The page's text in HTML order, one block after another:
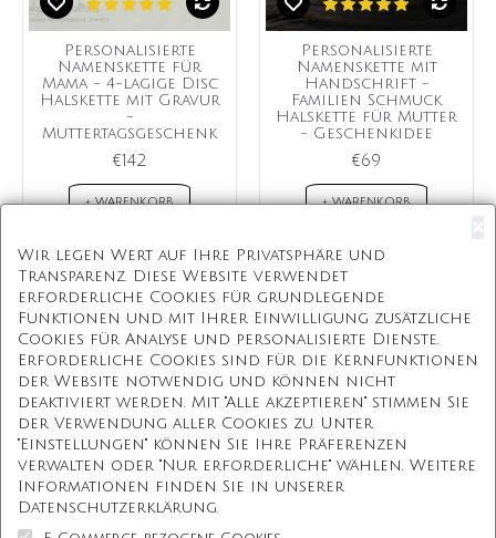
Personalisierte
Namenskette für
Mama - 4-lagige Disc
Halskette mit Gravur
-
Muttertagsgeschenk
€142
+ WARENKORB
Personalisierte
Namenskette mit
Handschrift -
Familien Schmuck
Halskette für Mutter
- Geschenkidee
€69
+ WARENKORB
Kostenloser Versand
Kostenlose Geschenkbox
Kostenlose Gravur
Unbegrenzte Redesign
Unsere Mission
Wir legen Wert auf Ihre Privatsphäre und
Transparenz. Diese Website verwendet
erforderliche Cookies für grundlegende
Funktionen und mit Ihrer Einwilligung zusätzliche
Cookies für Analyse und personalisierte Dienste.
Erforderliche Cookies sind für die Kernfunktionen
der Website notwendig und können nicht
deaktiviert werden. Mit "Alle akzeptieren" stimmen Sie
der Verwendung aller Cookies zu. Unter
"Einstellungen" können Sie Ihre Präferenzen
verwalten oder "Nur erforderliche" wählen. Weitere
Informationen finden Sie in unserer
Datenschutzerklärung.